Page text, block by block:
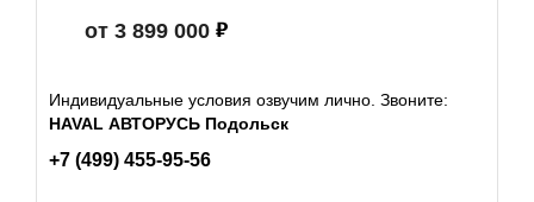
от 3 899 000
Индивидуальные условия озвучим лично. Звоните:
HAVAL АВТОРУСЬ Подольск
+7 (499) 455-95-56